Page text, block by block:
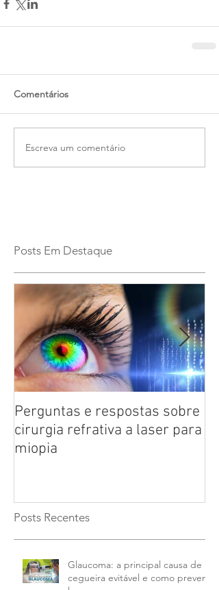
Comentários
Escreva um comentário
Posts Em Destaque
Perguntas e respostas sobre
cirurgia refrativa a laser para
miopia
Posts Recentes
Glaucoma: a principal causa de
cegueira evitável e como preveni-